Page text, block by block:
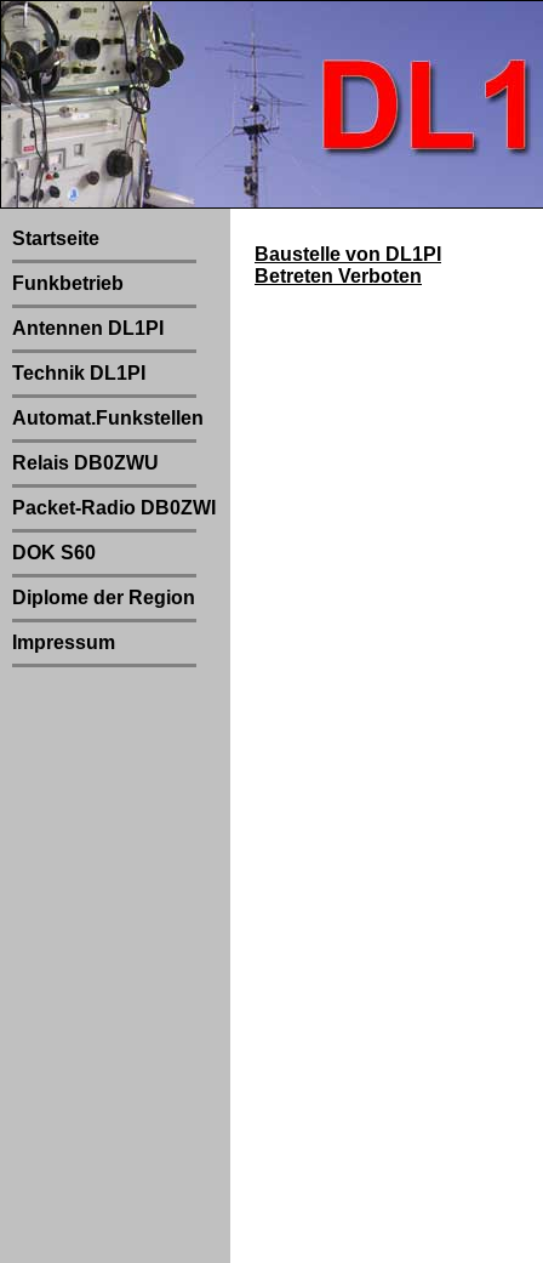
Startseite
Funkbetrieb
Antennen DL1PI
Technik DL1PI
Automat.Funkstellen
Relais DB0ZWU
Packet-Radio DB0ZWI
DOK S60
Diplome der Region
Impressum
Baustelle von DL1PI
Betreten Verboten